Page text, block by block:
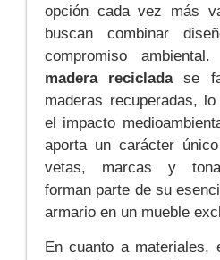
opción cada vez más
buscan combinar
compromiso
madera recicladase
maderas recuperadas,
el impacto
aporta un carácter
vetas, marcas y
forman parte de su
armario en un mueble
En cuanto a materiales,